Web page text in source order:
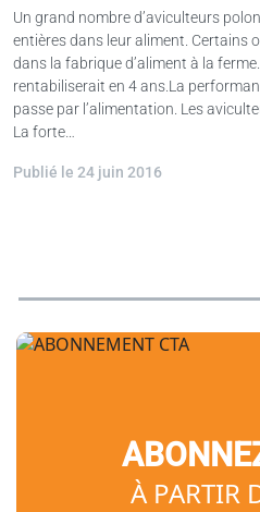
Un grand nombre d’aviculteurs
entières dans leur aliment. Certains
dans la fabrique d’aliment à la
rentabiliserait en 4 ans.La
passe par l’alimentation. Les
La forte…
Publié le 24 juin 2016
À PARTIR